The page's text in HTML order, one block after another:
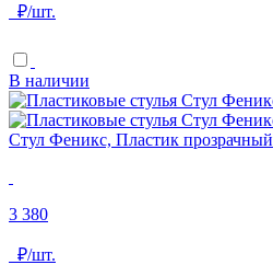
₽/шт.
В наличии
Стул Феникс, Пластик прозрачный
3 380
₽/шт.